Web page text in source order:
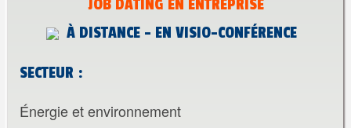
JOB DATING EN ENTREPRISE
À DISTANCE - EN VISIO-CONFÉRENCE
SECTEUR :
Énergie et environnement